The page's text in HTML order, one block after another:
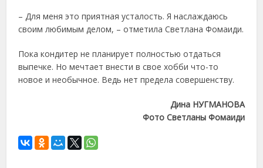
– Для меня это приятная усталость. Я наслаждаюсь
своим любимым делом, – отметила Светлана Фомаиди.
Пока кондитер не планирует полностью отдаться
выпечке. Но мечтает внести в свое хобби что-то
новое и необычное. Ведь нет предела совершенству.
Дина НУГМАНОВА
Фото Светланы Фомаиди